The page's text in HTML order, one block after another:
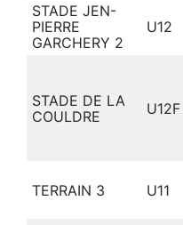
STADE JEN-
PIERRE
GARCHERY 2
U12
STADE DE LA
COULDRE
U12F
TERRAIN 3 U11